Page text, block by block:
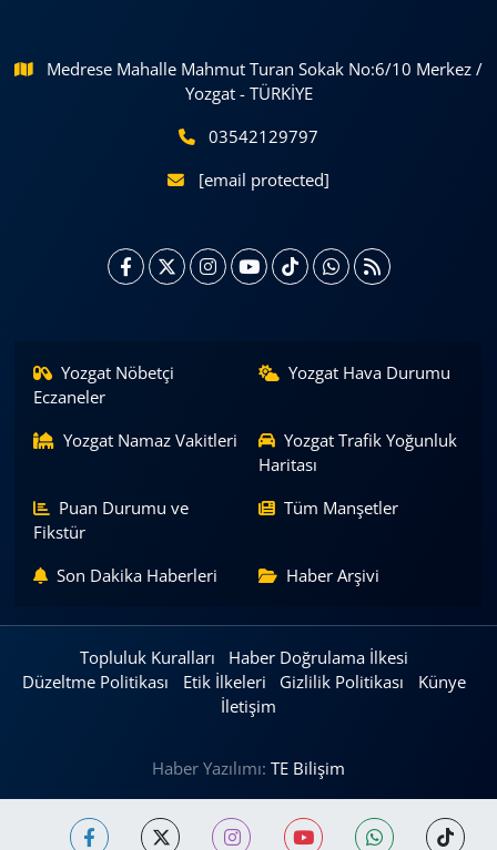
Medrese Mahalle Mahmut Turan Sokak No:6/10 Merkez /
Yozgat - TÜRKİYE
03542129797
[email protected]
Yozgat Nöbetçi
Eczaneler
Yozgat Hava Durumu
Yozgat Namaz Vakitleri
Yozgat Trafik Yoğunluk
Haritası
Puan Durumu ve
Fikstür
Tüm Manşetler
Son Dakika Haberleri Haber Arşivi
Topluluk Kuralları
Haber Doğrulama İlkesi
Düzeltme Politikası
Etik İlkeleri Gizlilik Politikası
Künye
İletişim
Haber Yazılımı: TE Bilişim